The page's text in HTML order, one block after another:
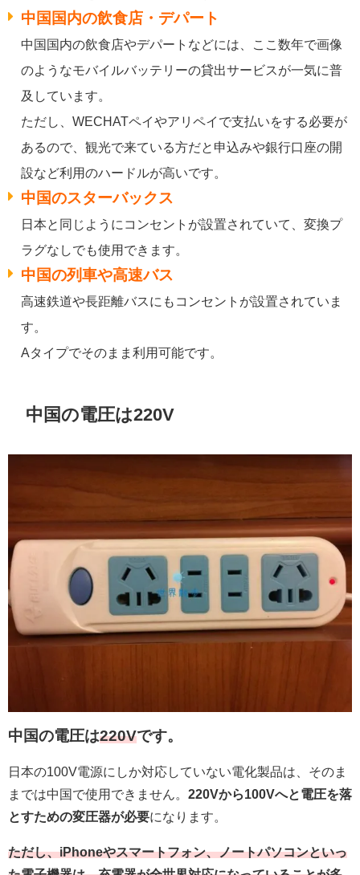
中国国内の飲食店・デパート
中国国内の飲食店やデパートなどには、ここ数年で画像
のようなモバイルバッテリーの貸出サービスが一気に普
及しています。
ただし、WECHATペイやアリペイで支払いをする必要が
あるので、観光で来ている方だと申込みや銀行口座の開
設など利用のハードルが高いです。
中国のスターバックス
日本と同じようにコンセントが設置されていて、変換プ
ラグなしでも使用できます。
中国の列車や高速バス
高速鉄道や長距離バスにもコンセントが設置されていま
す。
Aタイプでそのまま利用可能です。
中国の電圧は220V
中国の電圧は220Vです。
日本の100V電源にしか対応していない電化製品は、そのま
までは中国で使用できません。 220Vから100Vへと電圧を落
とすための変圧器が必要になります。
ただし、iPhoneやスマートフォン、ノートパソコンといっ